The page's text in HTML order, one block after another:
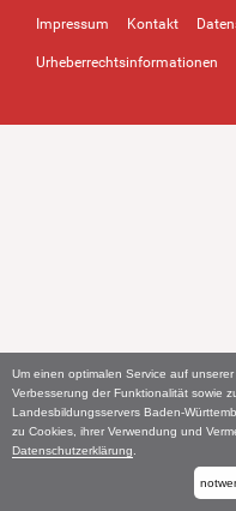
Um einen optimalen Service auf
Verbesserung der Funktionalität sowie
Landesbildungsservers Baden-
zu Cookies, ihrer Verwendung und
Datenschutzerklärung
Impressum Kontakt
Urheberrechtsinformationen